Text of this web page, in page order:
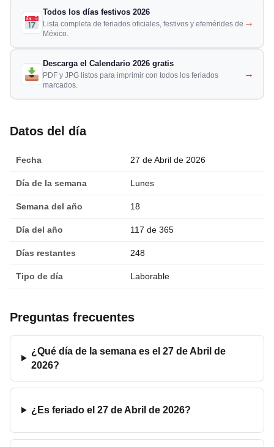
Todos los días festivos 2026
Lista completa de feriados oficiales, festivos y efemérides de
México.
→
Descarga el Calendario 2026 gratis
PDF y JPG listos para imprimir con todos los feriados
marcados.
→
Datos del día
Fecha 27 de Abril de 2026
Día de la semana Lunes
Semana del año 18
Día del año 117 de 365
Días restantes 248
Tipo de día Laborable
Preguntas frecuentes
¿Qué día de la semana es el 27 de Abril de
2026?
¿Es feriado el 27 de Abril de 2026?